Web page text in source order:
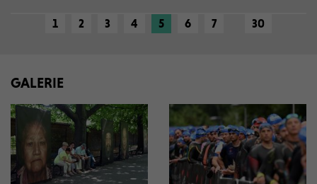
1 2 3 4 5 6 7 30
GALERIE